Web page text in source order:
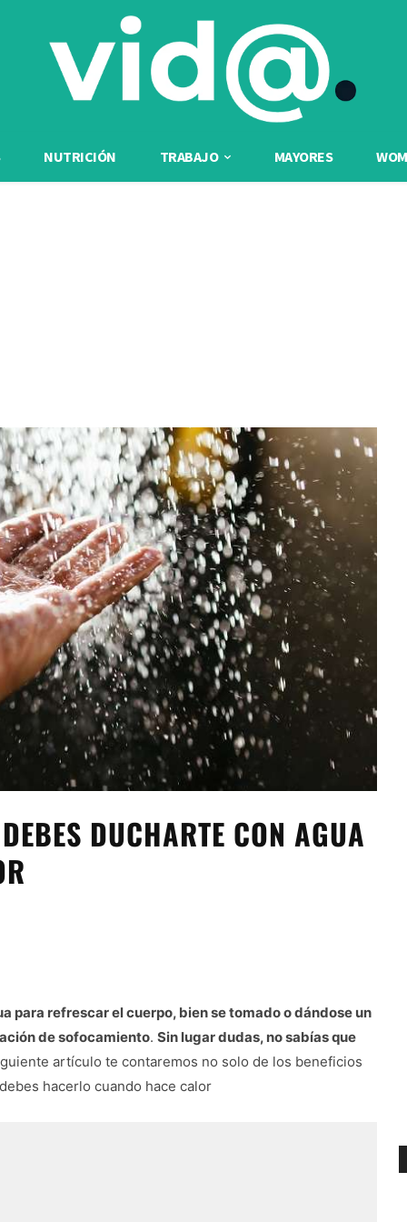
NUTRICIÓN TRABAJO MAYORES
DUCHARTE CON AGUA
para refrescar el cuerpo, bien se tomado o dándose un
de sofocamiento. Sin lugar dudas, no sabías que
artículo te contaremos no solo de los beneficios
hacerlo cuando hace calor